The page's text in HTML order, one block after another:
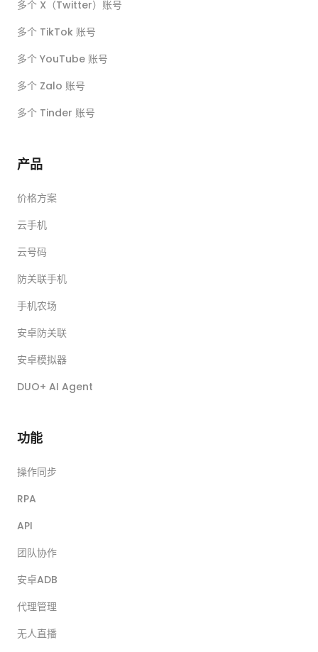
多个 X（Twitter）账号
多个 TikTok 账号
多个 YouTube 账号
多个 Zalo 账号
多个 Tinder 账号
产品
价格方案
云手机
云号码
防关联手机
手机农场
安卓防关联
安卓模拟器
DUO+ AI Agent
功能
操作同步
RPA
API
团队协作
安卓ADB
代理管理
无人直播